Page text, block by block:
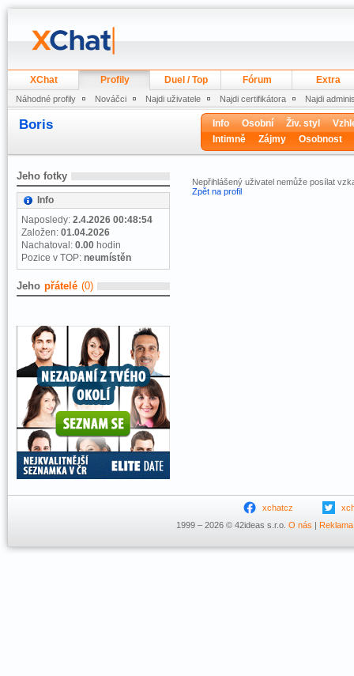
XChat Profily Duel / Top Fórum Extra
Náhodné profily Nováčci Najdi uživatele Najdi certifikátora Najdi
Boris Info Osobní Živ. styl
Intimně
Zájmy Osobnost
Jeho fotky
Info
Naposledy: 2.4.2026 00:48:54
Založen: 01.04.2026
Nachatoval: 0.00 hodin
Pozice v TOP: neumístěn
Jeho přátelé (0)
Nepřihlášený uživatel nemůže posílat
Zpět na profil
xchatcz
1999 – 2026 © 42ideas s.r.o. O nás | Reklama